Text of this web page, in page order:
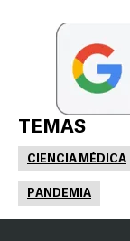
TEMAS
CIENCIA MÉDICA
PANDEMIA